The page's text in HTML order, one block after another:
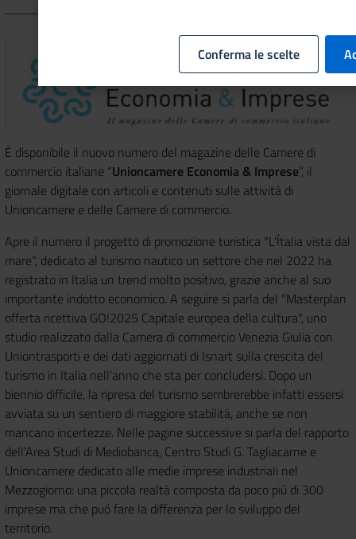
È disponibile il nuovo numero del magazine delle Camere di
commercio italiane “Unioncamere Economia & Imprese”, il
giornale digitale con articoli e contenuti sulle attività di
Unioncamere e delle Camere di commercio.
Apre il numero il progetto di promozione turistica "L'Ítalia vista dal
mare", dedicato al turismo nautico un settore che nel 2022 ha
registrato in Italia un trend molto positivo, grazie anche al suo
importante indotto economico. A seguire si parla del "Masterplan
offerta ricettiva GO!2025 Capitale europea della cultura", uno
studio realizzato dalla Camera di commercio Venezia Giulia con
Uniontrasporti e dei dati aggiornati di Isnart sulla crescita del
turismo in Italia nell'anno che sta per concludersi. Dopo un
biennio difficile, la ripresa del turismo sembrerebbe infatti essersi
avviata su un sentiero di maggiore stabilitá, anche se non
mancano incertezze. Nelle pagine successive si parla del rapporto
dell'Area Studi di Mediobanca, Centro Studi G. Tagliacarne e
Unioncamere dedicato alle medie imprese industriali nel
Mezzogiorno: una piccola realtá composta da poco piú di 300
imprese ma che puó fare la differenza per lo sviluppo del
territorio.
Conferma le scelte